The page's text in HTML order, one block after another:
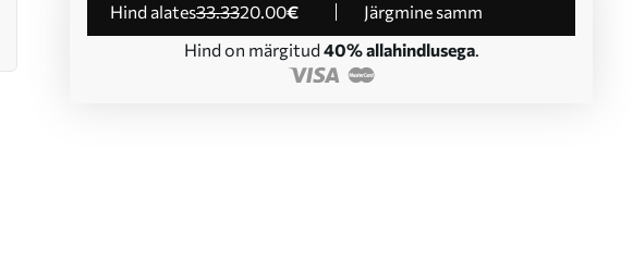
Hind alates33.3320.00€
Järgmine samm
Hind on märgitud 40% allahindlusega.